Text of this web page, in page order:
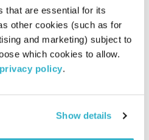
that are essential for its
other cookies (such as for
and marketing) subject to
which cookies to allow.
policy.
Show details
האדם מחפש משמעות 2024 | משנתו של ויקטור פראנקל במבט רטרוספקטיבי
רבות הדרכים
שדרנים מתחלפים
בכדי. הקוים שנחצו העלו שאלות